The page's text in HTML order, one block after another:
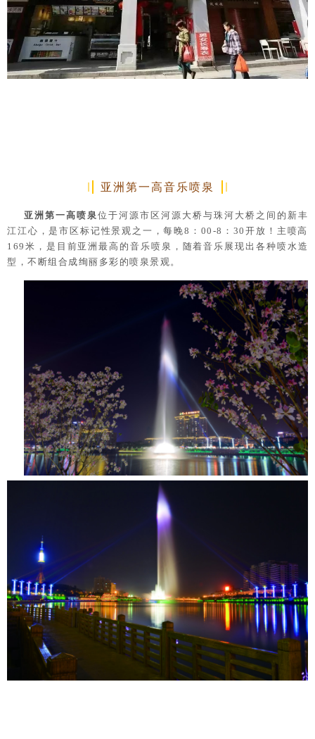
亚洲第一高音乐喷泉
亚洲第一高喷泉 位于河源市区河源大桥与珠河大桥之间的新丰
江江心，是市区标记性景观之一，每晚8：00-8：30开放！主喷高
169米，是目前亚洲最高的音乐喷泉，随着音乐展现出各种喷水造
型，不断组合成绚丽多彩的喷泉景观。